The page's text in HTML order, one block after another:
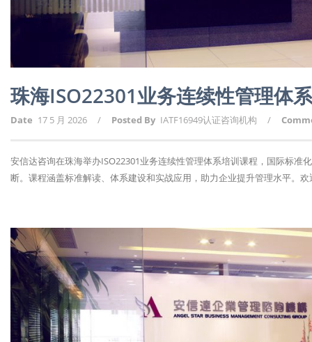
珠海ISO22301业务连续性管理体
Date 17 5 月 2026 / Posted By IATF16949认证咨询机构 /
安信达咨询在珠海举办ISO22301业务连续性管理体系培训课程，国际标
断。课程涵盖标准解读、体系建设和实战应用，助力企业提升管理水平。